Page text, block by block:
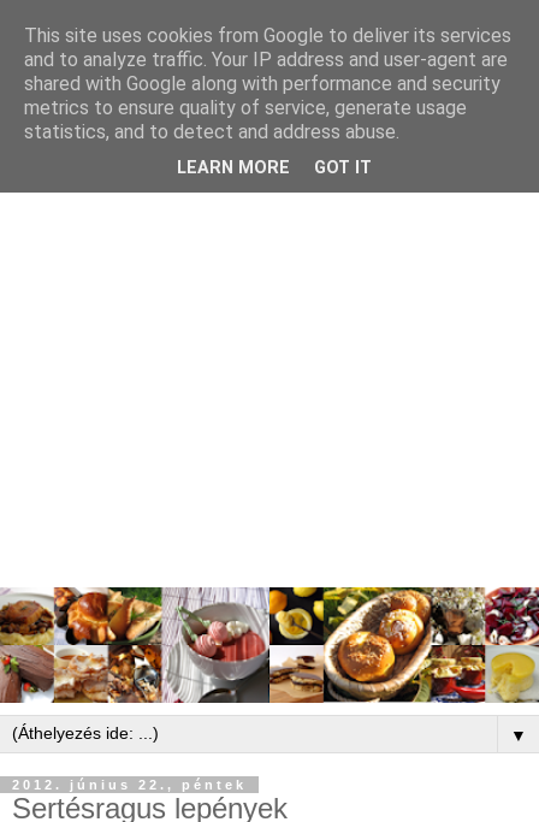
▼
2012. június 22., péntek
Sertésragus lepények
This site uses cookies from Google to deliver its services
and to analyze traffic. Your IP address and user-agent are
shared with Google along with performance and security
metrics to ensure quality of service, generate usage
statistics, and to detect and address abuse.
LEARN MORE GOT IT